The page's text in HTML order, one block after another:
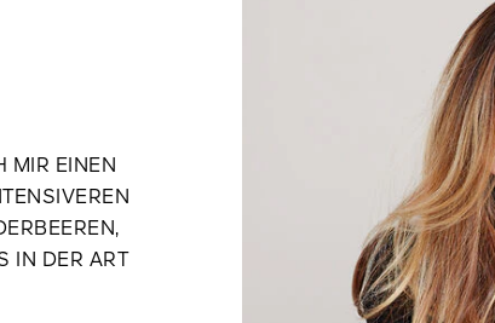
MIR EINEN
IN DER ART